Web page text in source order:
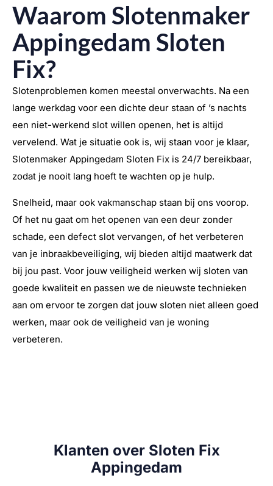
Waarom Slotenmaker
Appingedam Sloten
Fix?
Slotenproblemen komen meestal onverwachts. Na een
lange werkdag voor een dichte deur staan of ’s nachts
een niet-werkend slot willen openen, het is altijd
vervelend. Wat je situatie ook is, wij staan voor je klaar,
Slotenmaker Appingedam Sloten Fix is 24/7 bereikbaar,
zodat je nooit lang hoeft te wachten op je hulp.
Snelheid, maar ook vakmanschap staan bij ons voorop.
Of het nu gaat om het openen van een deur zonder
schade, een defect slot vervangen, of het verbeteren
van je inbraakbeveiliging, wij bieden altijd maatwerk dat
bij jou past. Voor jouw veiligheid werken wij sloten van
goede kwaliteit en passen we de nieuwste technieken
aan om ervoor te zorgen dat jouw sloten niet alleen goed
werken, maar ook de veiligheid van je woning
verbeteren.
Klanten over Sloten Fix
Appingedam